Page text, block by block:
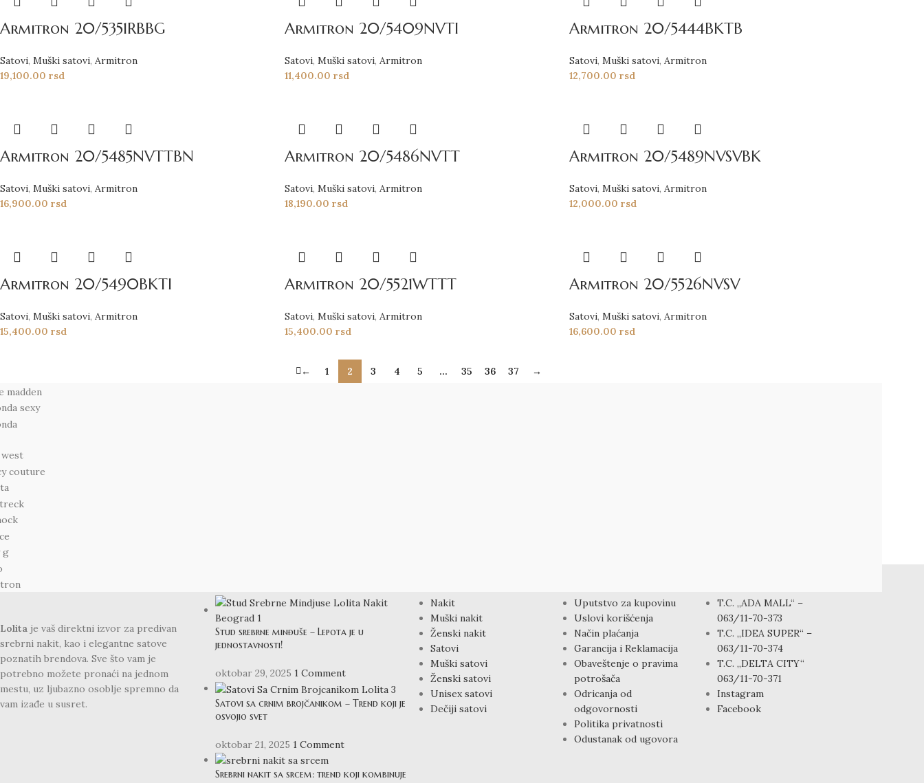
Armitron 20/5351RBBG
Satovi, Muški satovi, Armitron
19,100.00 rsd
Armitron 20/5409NVTI
Satovi, Muški satovi, Armitron
11,400.00 rsd
Armitron 20/5444BKTB
Satovi, Muški satovi, Armitron
12,700.00 rsd
Armitron 20/5485NVTTBN
Satovi, Muški satovi, Armitron
16,900.00 rsd
Armitron 20/5486NVTT
Satovi, Muški satovi, Armitron
18,190.00 rsd
Armitron 20/5489NVSVBK
Satovi, Muški satovi, Armitron
12,000.00 rsd
Armitron 20/5490BKTI
Satovi, Muški satovi, Armitron
15,400.00 rsd
Armitron 20/5521WTTT
Satovi, Muški satovi, Armitron
15,400.00 rsd
Armitron 20/5526NVSV
Satovi, Muški satovi, Armitron
16,600.00 rsd
← 1 2 3 4 5 … 35 36 37 →
Lolita je vaš direktni izvor za predivan
srebrni nakit, kao i elegantne satove
poznatih brendova. Sve što vam je
potrebno možete pronaći na jednom
mestu, uz ljubazno osoblje spremno da
vam izađe u susret.
Stud srebrne minđuše – Lepota je u
jednostavnosti!
oktobar 29, 2025 1 Comment
Satovi sa crnim brojčanikom – Trend koji je
osvojio svet
oktobar 21, 2025 1 Comment
Srebrni nakit sa srcem: trend koji kombinuje
Nakit
Muški nakit
Ženski nakit
Satovi
Muški satovi
Ženski satovi
Unisex satovi
Dečiji satovi
Uputstvo za kupovinu
Uslovi korišćenja
Način plaćanja
Garancija i Reklamacija
Obaveštenje o pravima
potrošača
Odricanja od
odgovornosti
Politika privatnosti
Odustanak od ugovora
T.C. „ADA MALL“ –
063/11-70-373
T.C. „IDEA SUPER“ –
063/11-70-374
T.C. „DELTA CITY“
063/11-70-371
Instagram
Facebook